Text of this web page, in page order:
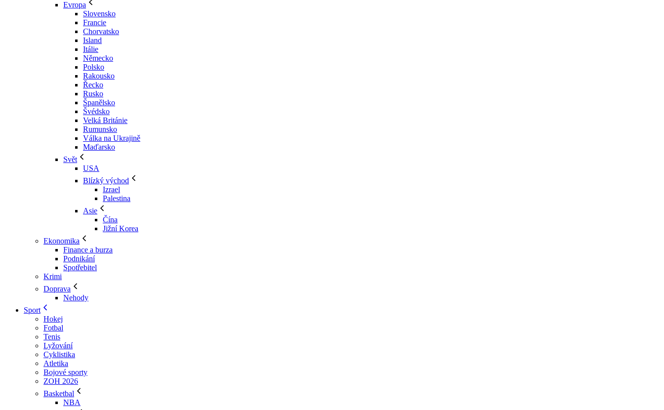
Evropa
Slovensko
Francie
Chorvatsko
Island
Itálie
Německo
Polsko
Rakousko
Řecko
Rusko
Španělsko
Švédsko
Velká Británie
Rumunsko
Válka na Ukrajině
Maďarsko
Svět
USA
Blízký východ
Izrael
Palestina
Asie
Čína
Jižní Korea
Ekonomika
Finance a burza
Podnikání
Spotřebitel
Krimi
Doprava
Nehody
Sport
Hokej
Fotbal
Tenis
Lyžování
Cyklistika
Atletika
Bojové sporty
ZOH 2026
Basketbal
NBA